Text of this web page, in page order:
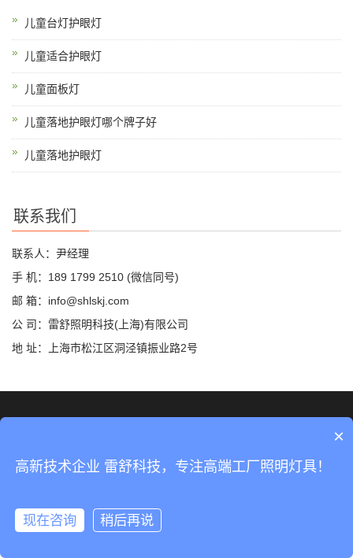
儿童台灯护眼灯
儿童适合护眼灯
儿童面板灯
儿童落地护眼灯哪个牌子好
儿童落地护眼灯
联系我们
联系人：尹经理
手 机：189 1799 2510 (微信同号)
邮 箱：info@shlskj.com
公 司：雷舒照明科技(上海)有限公司
地 址：上海市松江区洞泾镇振业路2号
×
高新技术企业 雷舒科技，专注高端工厂照明灯具！
现在咨询 稍后再说